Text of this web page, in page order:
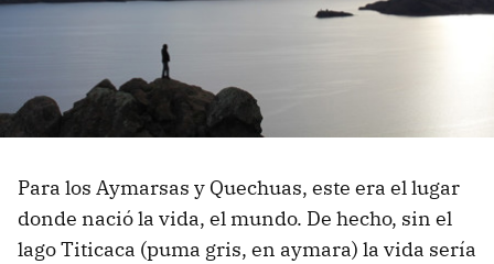
Para los Aymarsas y Quechuas, este era el lugar
donde nació la vida, el mundo. De hecho, sin el
lago Titicaca (puma gris, en aymara) la vida sería